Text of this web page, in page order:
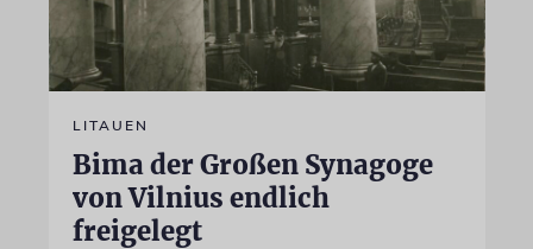
LITAUEN
Bima der Großen Synagoge
von Vilnius endlich
freigelegt